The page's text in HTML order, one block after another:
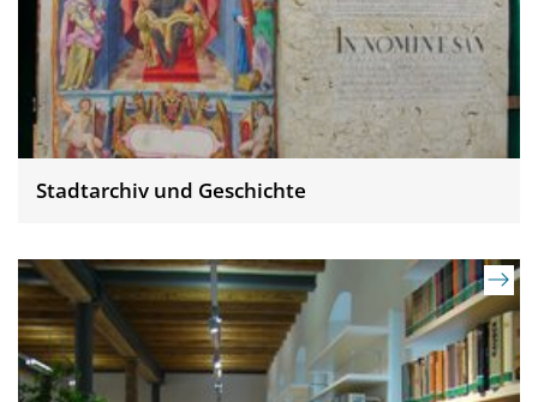
Stadtarchiv und Geschichte